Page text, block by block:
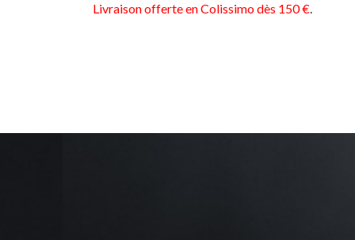
Livraison offerte en Colissimo dès 150 €.